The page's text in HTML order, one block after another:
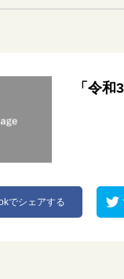
「令
でシェアする